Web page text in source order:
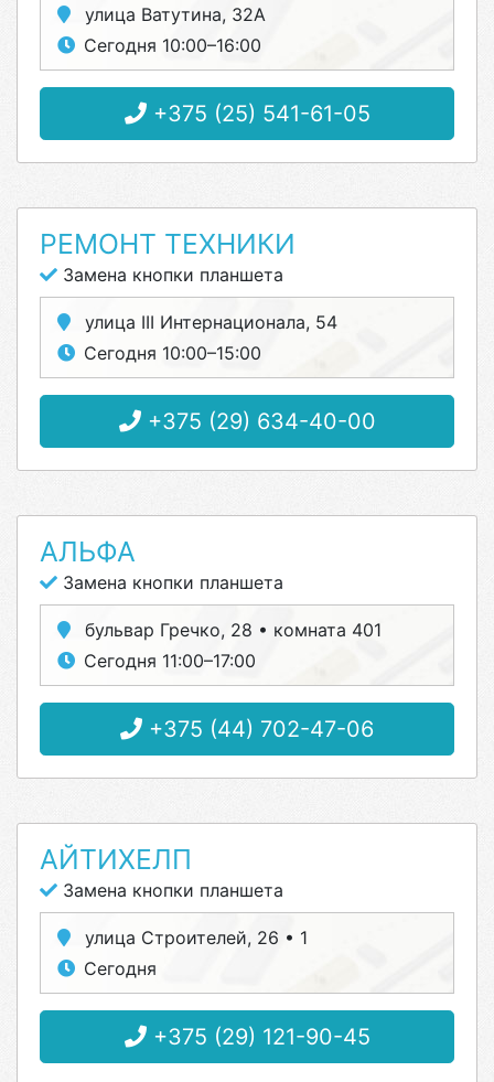
улица Ватутина, 32А
Сегодня 10:00–16:00
+375 (25) 541-61-05
РЕМОНТ ТЕХНИКИ
Замена кнопки планшета
улица III Интернационала, 54
Сегодня 10:00–15:00
+375 (29) 634-40-00
АЛЬФА
Замена кнопки планшета
бульвар Гречко, 28 • комната 401
Сегодня 11:00–17:00
+375 (44) 702-47-06
АЙТИХЕЛП
Замена кнопки планшета
улица Строителей, 26 • 1
Сегодня
+375 (29) 121-90-45